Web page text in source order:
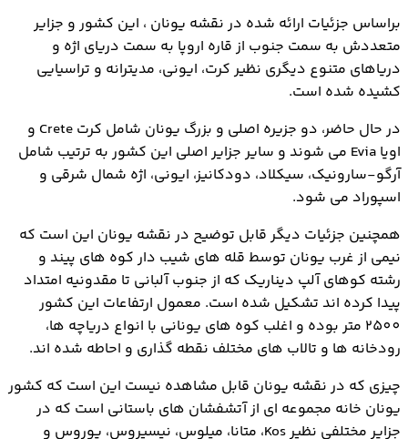
براساس جزئیات ارائه شده در نقشه یونان ، این کشور و جزایر
متعددش به سمت جنوب از قاره اروپا به سمت دریای اژه و
دریاهای متنوع دیگری نظیر کرت، ایونی، مدیترانه و تراسیایی
کشیده شده است.
در حال حاضر، دو جزیره اصلی و بزرگ یونان شامل کرت Crete و
اویا Evia می شوند و سایر جزایر اصلی این کشور به ترتیب شامل
آرگو-سارونیک، سیکلاد، دودکانیز، ایونی، اژه شمال شرقی و
اسپوراد می شود.
همچنین جزئیات دیگر قابل توضیح در نقشه یونان این است که
نیمی از غرب یونان توسط قله های شیب دار کوه های پیند و
رشته کوهای آلپ دیناریک که از جنوب آلبانی تا مقدونیه امتداد
پیدا کرده اند تشکیل شده است. معمول ارتفاعات این کشور
2500 متر بوده و اغلب کوه های یونانی با انواع دریاچه ها،
رودخانه ها و تالاب های مختلف نقطه گذاری و احاطه شده اند.
چیزی که در نقشه یونان قابل مشاهده نیست این است که کشور
یونان خانه مجموعه ای از آتشفشان های باستانی است که در
جزایر مختلفی نظیر Kos، متانا، میلوس، نیسیروس، پوروس و